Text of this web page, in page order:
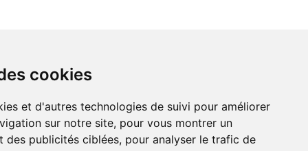
cookies
et d'autres technologies de suivi pour améliorer
sur notre site, pour vous montrer un
des publicités ciblées, pour analyser le trafic de